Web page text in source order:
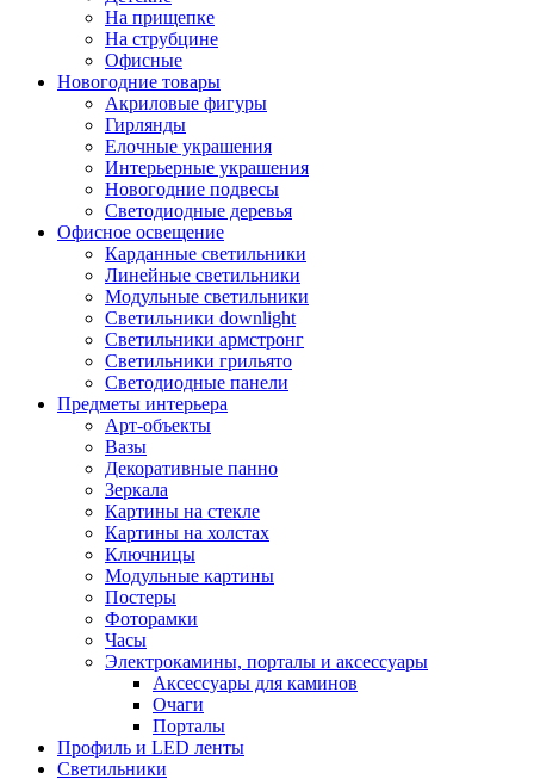
На прищепке
На струбцине
Офисные
Новогодние товары
Акриловые фигуры
Гирлянды
Елочные украшения
Интерьерные украшения
Новогодние подвесы
Светодиодные деревья
Офисное освещение
Карданные светильники
Линейные светильники
Модульные светильники
Светильники downlight
Светильники армстронг
Светильники грильято
Светодиодные панели
Предметы интерьера
Арт-объекты
Вазы
Декоративные панно
Зеркала
Картины на стекле
Картины на холстах
Ключницы
Модульные картины
Постеры
Фоторамки
Часы
Электрокамины, порталы и аксессуары
Аксессуары для каминов
Очаги
Порталы
Профиль и LED ленты
Светильники